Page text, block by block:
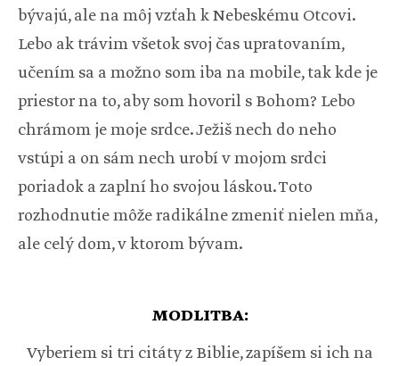
bývajú, ale na môj vzťah k Nebeskému Otcovi.
Lebo ak trávim všetok svoj čas upratovaním,
učením sa a možno som iba na mobile, tak kde je
priestor na to, aby som hovoril s Bohom? Lebo
chrámom je moje srdce. Ježiš nech do neho
vstúpi a on sám nech urobí v mojom srdci
poriadok a zaplní ho svojou láskou. Toto
rozhodnutie môže radikálne zmeniť nielen mňa,
ale celý dom, v ktorom bývam.
MODLITBA:
Vyberiem si tri citáty z Biblie, zapíšem si ich na